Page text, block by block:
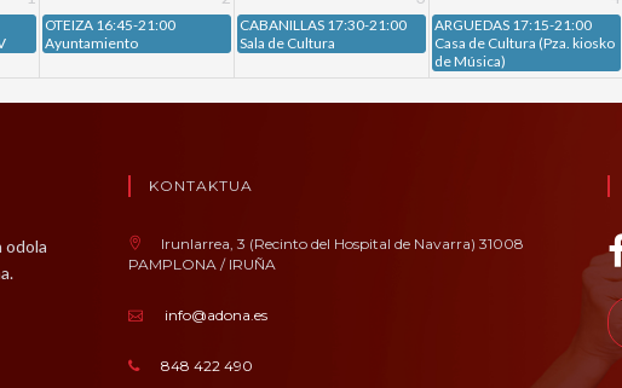
OTEIZA 16:45-21:00
Ayuntamiento
CABANILLAS 17:30-21:00
Sala de Cultura
ARGUEDAS 17:15-21:00
Casa de Cultura (Pza. kiosko
de Música)
odola
KONTAKTUA
Irunlarrea, 3 (Recinto del Hospital de Navarra) 31008
PAMPLONA / IRUÑA
info@adona.es
848 422 490